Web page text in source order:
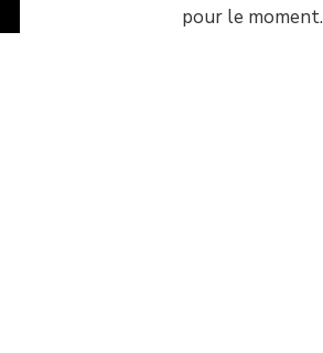
pour le moment.